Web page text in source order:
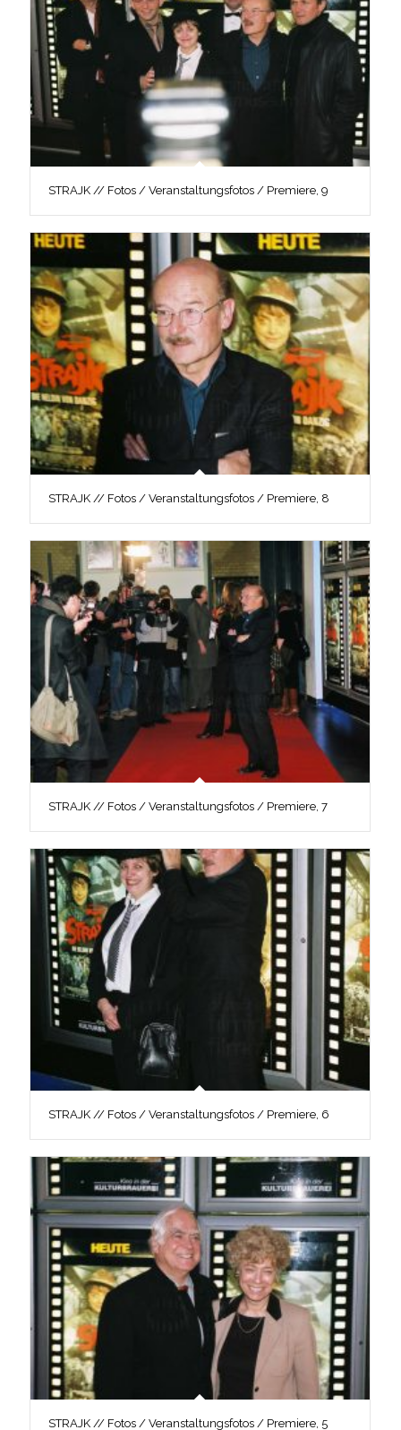
STRAJK // Fotos / Veranstaltungsfotos / Premiere, 9
STRAJK // Fotos / Veranstaltungsfotos / Premiere, 8
STRAJK // Fotos / Veranstaltungsfotos / Premiere, 7
STRAJK // Fotos / Veranstaltungsfotos / Premiere, 6
STRAJK // Fotos / Veranstaltungsfotos / Premiere, 5